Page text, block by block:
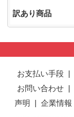
訳あり商品
お支払い手段
お問い合わせ
声明
企業情報